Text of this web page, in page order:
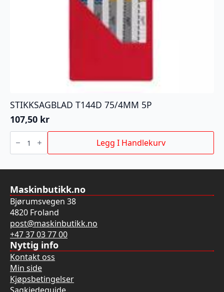
STIKKSAGBLAD T144D 75/4MM 5P
107,50 kr
STIKKSAGBLAD
T144D
75/4MM
5P
Legg I Handlekurv
Maskinbutikk.no
Bjørumsvegen 38
4820 Froland
post@maskinbutikk.no
+47 37 03 77 00
Nyttig info
Kontakt oss
Min side
Kjøpsbetingelser